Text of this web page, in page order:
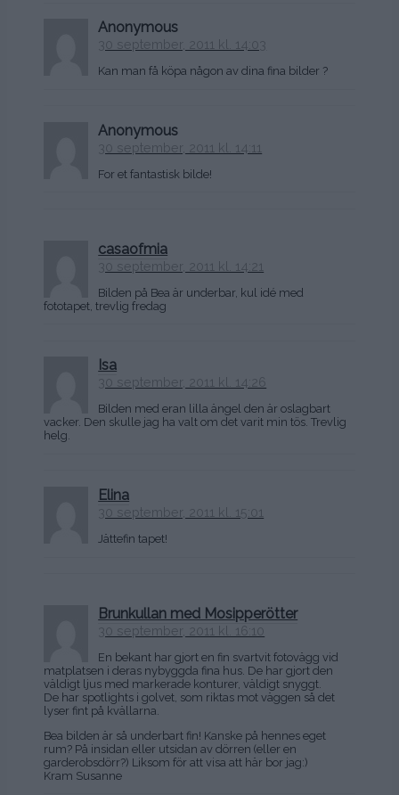
Anonymous
30 september, 2011 kl. 14:03
Kan man få köpa någon av dina fina bilder ?
Anonymous
30 september, 2011 kl. 14:11
For et fantastisk bilde!
casaofmia
30 september, 2011 kl. 14:21
Bilden på Bea är underbar, kul idé med
fototapet, trevlig fredag
Isa
30 september, 2011 kl. 14:26
Bilden med eran lilla ängel den är oslagbart
vacker. Den skulle jag ha valt om det varit min tös. Trevlig
helg.
Elina
30 september, 2011 kl. 15:01
Jättefin tapet!
Brunkullan med Mosipperötter
30 september, 2011 kl. 16:10
En bekant har gjort en fin svartvit fotovägg vid
matplatsen i deras nybyggda fina hus. De har gjort den
väldigt ljus med markerade konturer, väldigt snyggt.
De har spotlights i golvet, som riktas mot väggen så det
lyser fint på kvällarna.
Bea bilden är så underbart fin! Kanske på hennes eget
rum? På insidan eller utsidan av dörren (eller en
garderobsdörr?) Liksom för att visa att här bor jag:)
Kram Susanne